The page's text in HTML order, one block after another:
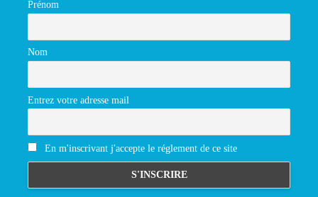
Prénom
Nom
Entrez votre adresse mail
En m'inscrivant j'accepte le réglement de ce site